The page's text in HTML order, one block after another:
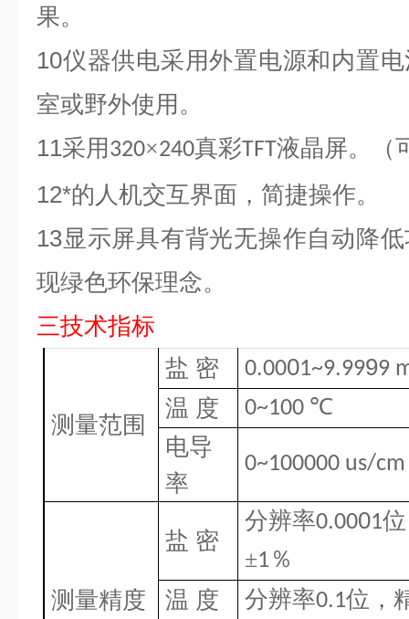
果。
10仪器供电采用外置电源和内置
室或野外使用。
11采用320×240真彩TFT液晶屏。（
12*的人机交互界面，简捷操作。
13显示屏具有背光无操作自动降
现绿色环保理念。
三技术指标
测量范围
盐 密 0.0001~9.9999
温 度 0~100 ℃
电导
率
0~100000 us/cm
测量精度
盐 密
分辨率0.0001
±1 ％
温 度 分辨率0.1位，